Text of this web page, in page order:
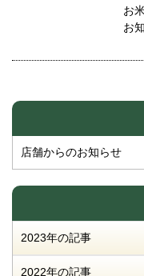
お
お
店舗からのお知らせ
2023年の記事
2022年の記事